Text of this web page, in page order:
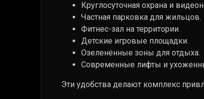
Круглосуточная охрана и
Частная парковка для жильцов.
Фитнес-зал на территории.
Детские игровые площадки.
Озеленённые зоны для отдыха.
Современные лифты и
Эти удобства делают комплекс